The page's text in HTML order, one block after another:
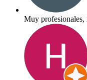
Muy profesionales,